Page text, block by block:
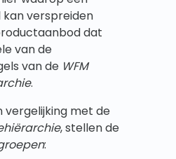
verspreiden
dat
van de
van de WFM
.
vergelijking met de
, stellen de
: